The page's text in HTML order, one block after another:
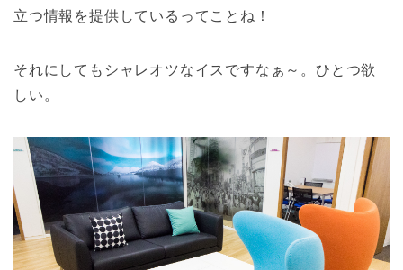
立つ情報を提供しているってことね！
それにしてもシャレオツなイスですなぁ～。ひとつ欲
しい。